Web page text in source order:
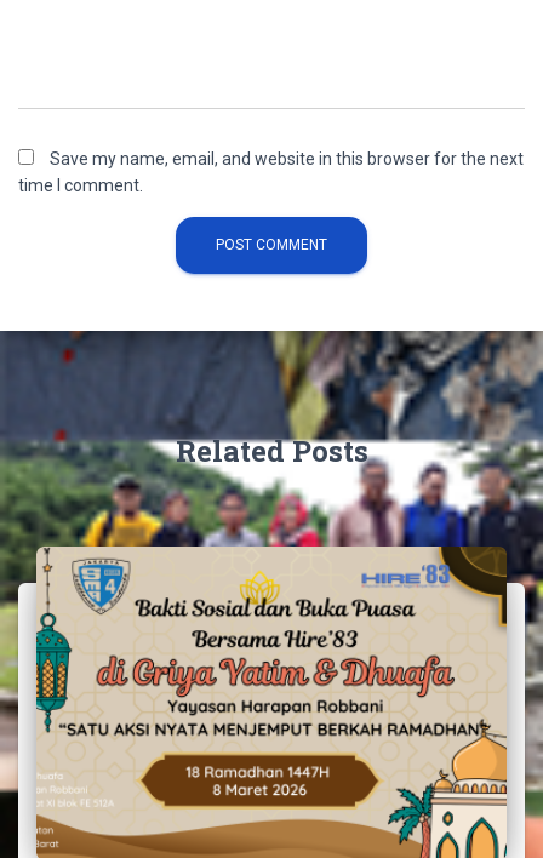
Save my name, email, and website in this browser for the next
time I comment.
Related Posts